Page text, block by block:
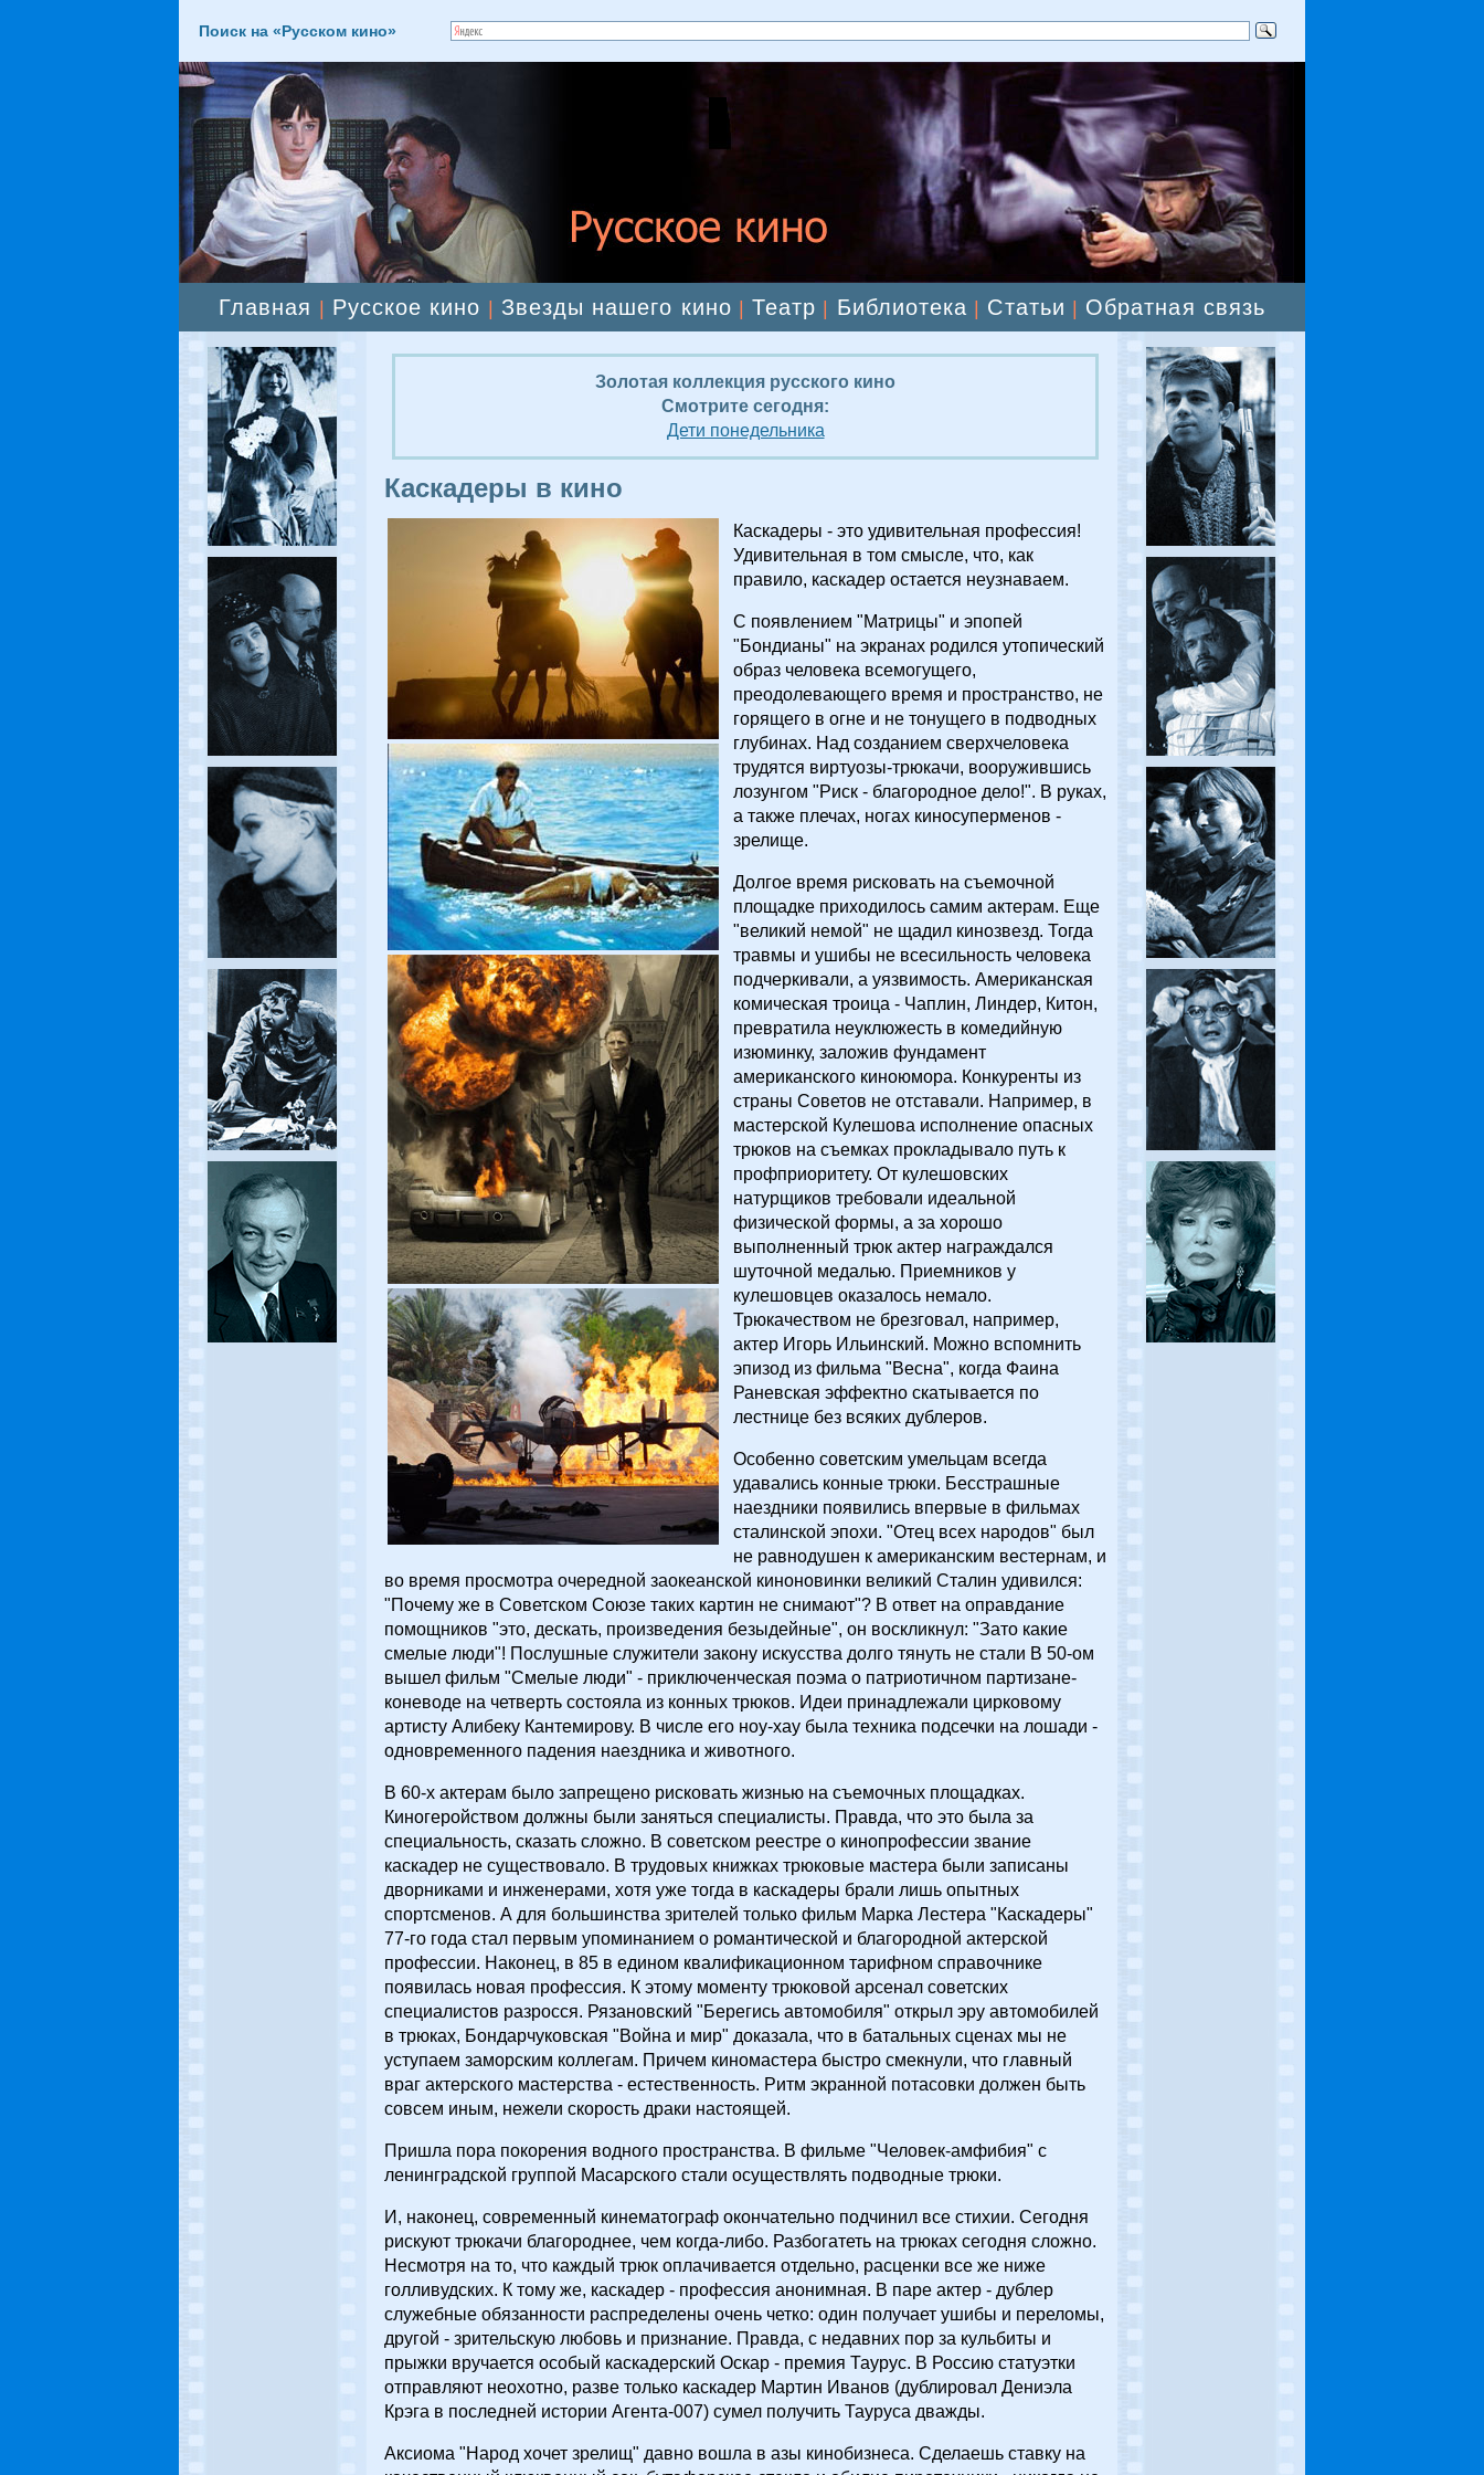
Поиск на «Русском кино»
Главная Русское кино Звезды нашего кино |Театр Библиотека Статьи Обратная связь
Золотая коллекция русского кино
Смотрите сегодня:
Дети понедельника
Каскадеры в кино
Каскадеры - это удивительная профессия!
Удивительная в том смысле, что, как
правило, каскадер остается неузнаваем.
С появлением "Матрицы" и эпопей
"Бондианы" на экранах родился утопический
образ человека всемогущего,
преодолевающего время и пространство, не
горящего в огне и не тонущего в подводных
глубинах. Над созданием сверхчеловека
трудятся виртуозы-трюкачи, вооружившись
лозунгом "Риск - благородное дело!". В руках,
а также плечах, ногах киносуперменов -
зрелище.
Долгое время рисковать на съемочной
площадке приходилось самим актерам. Еще
"великий немой" не щадил кинозвезд. Тогда
травмы и ушибы не всесильность человека
подчеркивали, а уязвимость. Американская
комическая троица - Чаплин, Линдер, Китон,
превратила неуклюжесть в комедийную
изюминку, заложив фундамент
американского киноюмора. Конкуренты из
страны Советов не отставали. Например, в
мастерской Кулешова исполнение опасных
трюков на съемках прокладывало путь к
профприоритету. От кулешовских
натурщиков требовали идеальной
физической формы, а за хорошо
выполненный трюк актер награждался
шуточной медалью. Приемников у
кулешовцев оказалось немало.
Трюкачеством не брезговал, например,
актер Игорь Ильинский. Можно вспомнить
эпизод из фильма "Весна", когда Фаина
Раневская эффектно скатывается по
лестнице без всяких дублеров.
Особенно советским умельцам всегда
удавались конные трюки. Бесстрашные
наездники появились впервые в фильмах
сталинской эпохи. "Отец всех народов" был
не равнодушен к американским вестернам, и
во время просмотра очередной заокеанской киноновинки великий Сталин удивился:
"Почему же в Советском Союзе таких картин не снимают"? В ответ на оправдание
помощников "это, дескать, произведения безыдейные", он воскликнул: "Зато какие
смелые люди"! Послушные служители закону искусства долго тянуть не стали В 50-ом
вышел фильм "Смелые люди" - приключенческая поэма о патриотичном партизане-
коневоде на четверть состояла из конных трюков. Идеи принадлежали цирковому
артисту Алибеку Кантемирову. В числе его ноу-хау была техника подсечки на лошади -
одновременного падения наездника и животного.
В 60-х актерам было запрещено рисковать жизнью на съемочных площадках.
Киногеройством должны были заняться специалисты. Правда, что это была за
специальность, сказать сложно. В советском реестре о кинопрофессии звание
каскадер не существовало. В трудовых книжках трюковые мастера были записаны
дворниками и инженерами, хотя уже тогда в каскадеры брали лишь опытных
спортсменов. А для большинства зрителей только фильм Марка Лестера "Каскадеры"
77-го года стал первым упоминанием о романтической и благородной актерской
профессии. Наконец, в 85 в едином квалификационном тарифном справочнике
появилась новая профессия. К этому моменту трюковой арсенал советских
специалистов разросся. Рязановский "Берегись автомобиля" открыл эру автомобилей
в трюках, Бондарчуковская "Война и мир" доказала, что в батальных сценах мы не
уступаем заморским коллегам. Причем киномастера быстро смекнули, что главный
враг актерского мастерства - естественность. Ритм экранной потасовки должен быть
совсем иным, нежели скорость драки настоящей.
Пришла пора покорения водного пространства. В фильме "Человек-амфибия" с
ленинградской группой Масарского стали осуществлять подводные трюки.
И, наконец, современный кинематограф окончательно подчинил все стихии. Сегодня
рискуют трюкачи благороднее, чем когда-либо. Разбогатеть на трюках сегодня сложно.
Несмотря на то, что каждый трюк оплачивается отдельно, расценки все же ниже
голливудских. К тому же, каскадер - профессия анонимная. В паре актер - дублер
служебные обязанности распределены очень четко: один получает ушибы и переломы,
другой - зрительскую любовь и признание. Правда, с недавних пор за кульбиты и
прыжки вручается особый каскадерский Оскар - премия Таурус. В Россию статуэтки
отправляют неохотно, разве только каскадер Мартин Иванов (дублировал Дениэла
Крэга в последней истории Агента-007) сумел получить Тауруса дважды.
Аксиома "Народ хочет зрелищ" давно вошла в азы кинобизнеса. Сделаешь ставку на